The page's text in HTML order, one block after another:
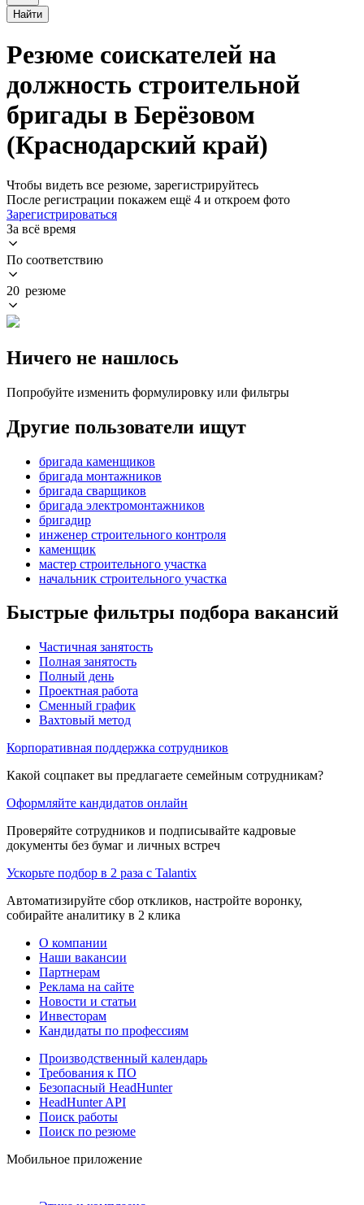
Найти
Резюме соискателей на
должность строительной
бригады в Берёзовом
(Краснодарский край)
Чтобы видеть все резюме, зарегистрируйтесь
После регистрации покажем ещё 4 и откроем фото
Зарегистрироваться
За всё время
По соответствию
20 резюме
Ничего не нашлось
Попробуйте изменить формулировку или фильтры
Другие пользователи ищут
бригада каменщиков
бригада монтажников
бригада сварщиков
бригада электромонтажников
бригадир
инженер строительного контроля
каменщик
мастер строительного участка
начальник строительного участка
Быстрые фильтры подбора вакансий
Частичная занятость
Полная занятость
Полный день
Проектная работа
Сменный график
Вахтовый метод
Корпоративная поддержка сотрудников
Какой соцпакет вы предлагаете семейным сотрудникам?
Оформляйте кандидатов онлайн
Проверяйте сотрудников и подписывайте кадровые
документы без бумаг и личных встреч
Ускорьте подбор в 2 раза с Talantix
Автоматизируйте сбор откликов, настройте воронку,
собирайте аналитику в 2 клика
О компании
Наши вакансии
Партнерам
Реклама на сайте
Новости и статьи
Инвесторам
Кандидаты по профессиям
Производственный календарь
Требования к ПО
Безопасный HeadHunter
HeadHunter API
Поиск работы
Поиск по резюме
Мобильное приложение